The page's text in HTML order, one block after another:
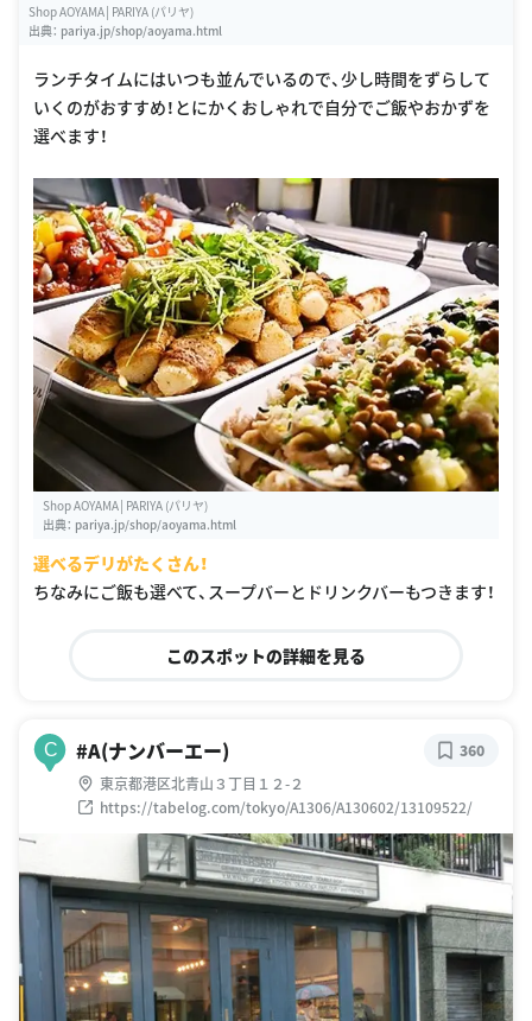
Shop AOYAMA│PARIYA (パリヤ)
出典： pariya.jp/shop/aoyama.html
ランチタイムにはいつも並んでいるので、少し時間をずらして
いくのがおすすめ！とにかくおしゃれで自分でご飯やおかずを
選べます！
Shop AOYAMA│PARIYA (パリヤ)
出典： pariya.jp/shop/aoyama.html
選べるデリがたくさん！
ちなみにご飯も選べて、スープバーとドリンクバーもつきます！
このスポットの詳細を見る
C #A(ナンバーエー)
東京都港区北青山３丁目１２-２
https://tabelog.com/tokyo/A1306/A130602/13109522/
360